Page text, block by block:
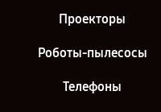
Проекторы
Роботы-пылесосы
Телефоны